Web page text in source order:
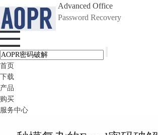
Advanced Office
Password Recovery
首页
下载
产品
购买
服务中心